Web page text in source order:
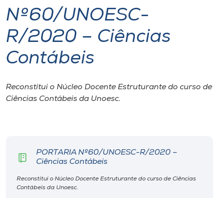
I.nova
Diplomados
Editora
Nº60/UNOESC-
R/2020 – Ciências
Contábeis
Reconstitui o Núcleo Docente Estruturante do curso de
Ciências Contábeis da Unoesc.
PORTARIA Nº60/UNOESC-R/2020 –
Ciências Contábeis
Reconstitui o Núcleo Docente Estruturante do curso de Ciências
Contábeis da Unoesc.